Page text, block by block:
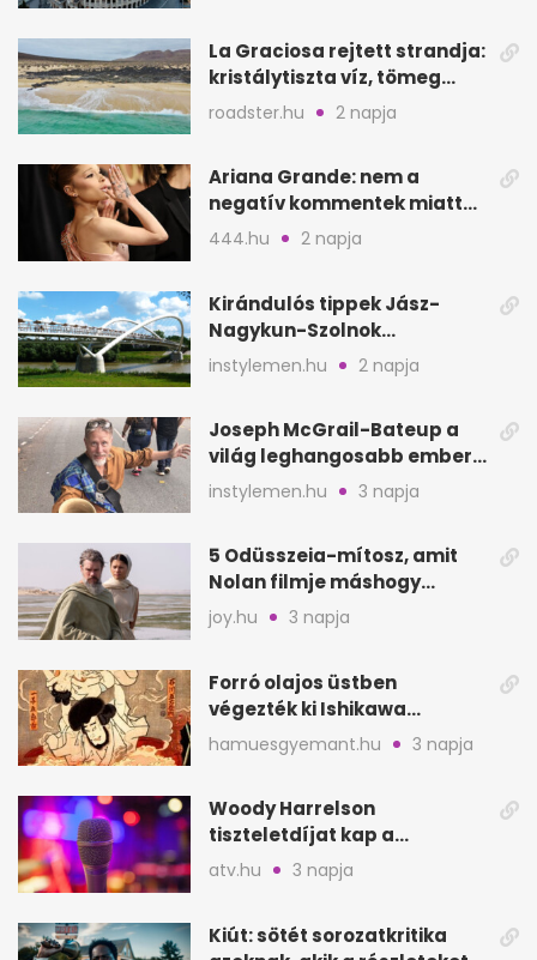
La Graciosa rejtett strandja:
kristálytiszta víz, tömeg
nélkül
roadster.hu 2 napja
Ariana Grande: nem a
negatív kommentek miatt
vonul vissza
444.hu 2 napja
Kirándulós tippek Jász-
Nagykun-Szolnok
megyében: 6 kihagyhatatlan
hely
instylemen.hu 2 napja
Joseph McGrail-Bateup a
világ leghangosabb embere
lett Ausztráliából
instylemen.hu 3 napja
5 Odüsszeia-mítosz, amit
Nolan filmje máshogy
mutat, mint Homérosz
joy.hu 3 napja
Forró olajos üstben
végezték ki Ishikawa
Goemont, Japán Robin
Hoodját
hamuesgyemant.hu 3 napja
Woody Harrelson
tiszteletdíjat kap a
Szarajevói Filmfesztiválon
atv.hu 3 napja
Kiút: sötét sorozatkritika